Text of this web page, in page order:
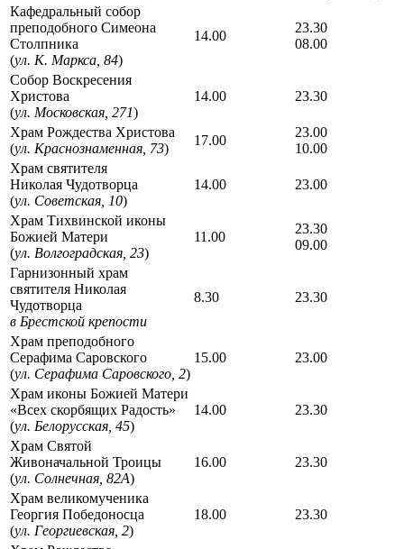
Кафедральный собор
преподобного Симеона
Столпника
(ул. К. Маркса, 84)
14.00
23.30
08.00
Собор Воскресения
Христова
(ул. Московская, 271)
14.00 23.30
Храм Рождества Христова
(ул. Краснознаменная, 73)
17.00
23.00
10.00
Храм святителя
Николая Чудотворца
(ул. Советская, 10)
14.00 23.00
Храм Тихвинской иконы
Божией Матери
(ул. Волгоградская, 23)
11.00
23.30
09.00
Гарнизонный храм
святителя Николая
Чудотворца
в Брестской крепости
8.30 23.30
Храм преподобного
Серафима Саровского
(ул. Серафима Саровского, 2)
15.00 23.00
Храм иконы Божией Матери
«Всех скорбящих Радость»
(ул. Белорусская, 45)
14.00 23.30
Храм Святой
Живоначальной Троицы
(ул. Солнечная, 82А)
16.00 23.30
Храм великомученика
Георгия Победоносца
(ул. Георгиевская, 2)
18.00 23.30